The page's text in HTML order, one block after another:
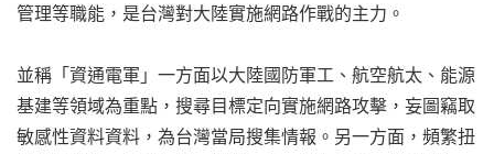
管理等職能，是台灣對大陸實施網路作戰的主力。
並稱「資通電軍」一方面以大陸國防軍工、航空航太、能源
基建等領域為重點，搜尋目標定向實施網路攻擊，妄圖竊取
敏感性資料資料，為台灣當局搜集情報。另一方面，頻繁扭